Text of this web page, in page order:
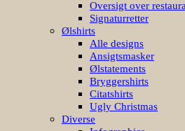
Oversigt over
Signaturretter
Ølshirts
Alle designs
Ansigtsmasker
Ølstatements
Bryggershirts
Citatshirts
Ugly Christmas
Diverse